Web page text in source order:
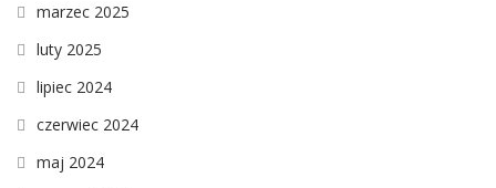
marzec 2025
luty 2025
lipiec 2024
czerwiec 2024
maj 2024